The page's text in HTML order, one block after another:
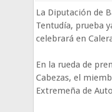
La Diputación de
Tentudía, prueba
celebrará en
En la rueda de
Cabezas, el
Extremeña de